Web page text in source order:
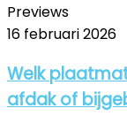
Previews
16 februari 2026
Welk
afdak of